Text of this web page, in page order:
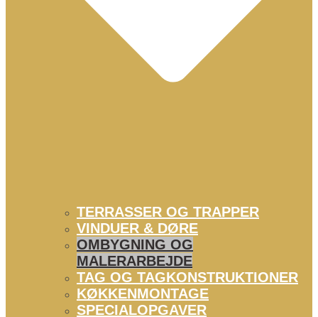
TERRASSER OG TRAPPER
VINDUER & DØRE
OMBYGNING OG
MALERARBEJDE
TAG OG TAGKONSTRUKTIONER
KØKKENMONTAGE
SPECIALOPGAVER